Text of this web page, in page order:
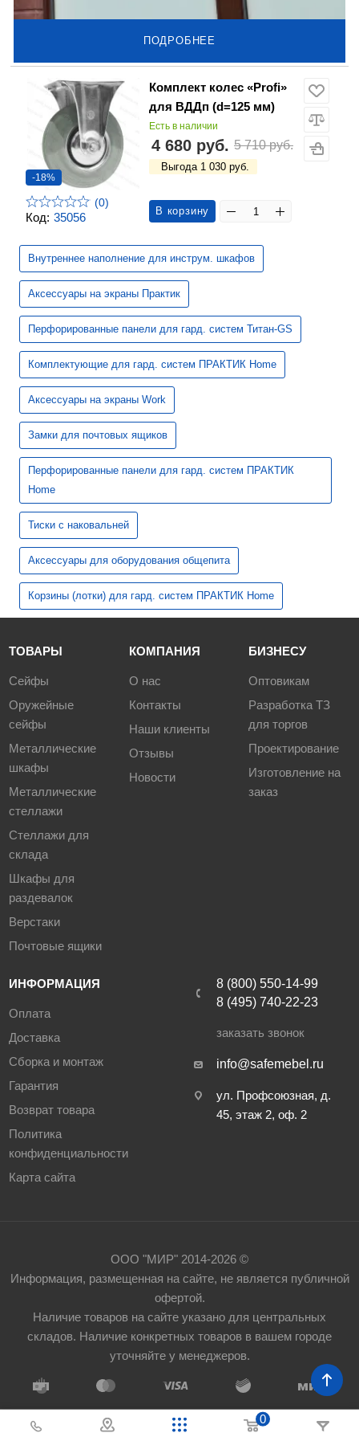
ПОДРОБНЕЕ
Код: 35056
-18%
(0)
Комплект колес «Profi»
для ВДДп (d=125 мм)
Есть в наличии
4 680 руб. 5 710 руб.
Выгода 1 030 руб.
В корзину
Внутреннее наполнение для инструм. шкафов
Аксессуары на экраны Практик
Перфорированные панели для гард. систем Титан-GS
Комплектующие для гард. систем ПРАКТИК Home
Аксессуары на экраны Work
Замки для почтовых ящиков
Перфорированные панели для гард. систем ПРАКТИК
Home
Тиски с наковальней
Аксессуары для оборудования общепита
Корзины (лотки) для гард. систем ПРАКТИК Home
ТОВАРЫ
Сейфы
Оружейные
сейфы
Металлические
шкафы
Металлические
стеллажи
Стеллажи для
склада
Шкафы для
раздевалок
Верстаки
Почтовые ящики
КОМПАНИЯ
О нас
Контакты
Наши клиенты
Отзывы
Новости
БИЗНЕСУ
Оптовикам
Разработка ТЗ
для торгов
Проектирование
Изготовление на
заказ
ИНФОРМАЦИЯ
Оплата
Доставка
Сборка и монтаж
Гарантия
Возврат товара
Политика
конфиденциальности
Карта сайта
8 (800) 550-14-99
8 (495) 740-22-23
заказать звонок
info@safemebel.ru
ул. Профсоюзная, д.
45, этаж 2, оф. 2
ООО "МИР" 2014-2026 ©
Информация, размещенная на сайте, не является публичной
офертой.
Наличие товаров на сайте указано для центральных
складов. Наличие конкретных товаров в вашем городе
уточняйте у менеджеров.
0